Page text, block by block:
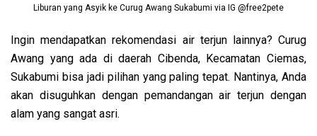
Liburan yang Asyik ke Curug Awang Sukabumi via IG @free2pete
Ingin mendapatkan rekomendasi air terjun lainnya? Curug
Awang yang ada di daerah Cibenda, Kecamatan Ciemas,
Sukabumi bisa jadi pilihan yang paling tepat. Nantinya, Anda
akan disuguhkan dengan pemandangan air terjun dengan
alam yang sangat asri.